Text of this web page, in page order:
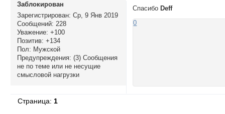
Заблокирован
Зарегистрирован: Ср, 9 Янв 2019
Сообщений: 228
Уважение: +100
Позитив: +134
Пол: Мужской
Предупреждения: (3) Сообщения
не по теме или не несущие
смысловой нагрузки
СпасибоDeff
0
Страница:1